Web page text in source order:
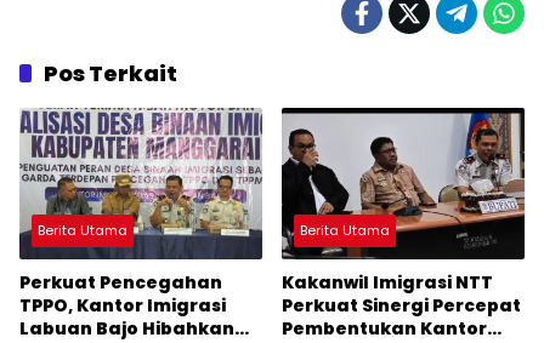
Pos Terkait
Berita Utama
Perkuat Pencegahan
TPPO, Kantor Imigrasi
Labuan Bajo Hibahkan
Berita Utama
Kakanwil Imigrasi NTT
Perkuat Sinergi Percepat
Pembentukan Kantor